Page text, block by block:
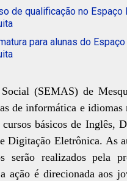
de qualificação no Espaço
para alunas do
(SEMAS) de
de informática e
básicos de Inglês,
Digitação Eletrônica. As
serão realizados pela
ação é direcionada aos